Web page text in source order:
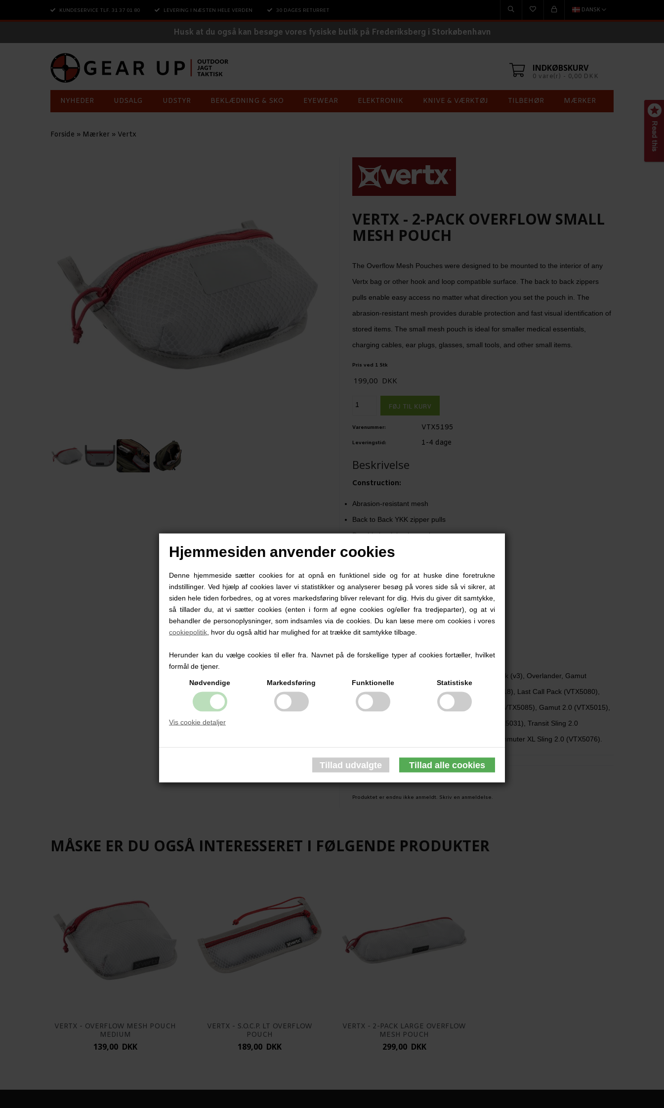
Hjemmesiden anvender cookies
Denne hjemmeside sætter cookies for at opnå en funktionel side og for at huske dine foretrukne
indstillinger. Ved hjælp af cookies laver vi statistikker og analyserer besøg på vores side så vi sikrer, at
siden hele tiden forbedres, og at vores markedsføring bliver relevant for dig. Hvis du giver dit samtykke,
så tillader du, at vi sætter cookies (enten i form af egne cookies og/eller fra tredjeparter), og at vi
behandler de personoplysninger, som indsamles via de cookies. Du kan læse mere om cookies i vores
cookiepolitik , hvor du også altid har mulighed for at trække dit samtykke tilbage.
Herunder kan du vælge cookies til eller fra. Navnet på de forskellige typer af cookies fortæller, hvilket
formål de tjener.
Nødvendige Markedsføring Funktionelle Statistiske
Vis cookie detaljer
KUNDESERVICE TLF. 31 37 01 80 LEVERING I NÆSTEN HELE VERDEN 30 DAGES RETURRET DANSK
Husk at du også kan besøge vores fysiske butik på Frederiksberg i Storkøbenhavn
INDKØBSKURV
0 vare(r) - 0,00 DKK
NYHEDER UDSALG UDSTYR BEKLÆDNING & SKO EYEWEAR ELEKTRONIK KNIVE & VÆRKTØJ TILBEHØR MÆRKER
Forside » Mærker » Vertx
VERTX - 2-PACK OVERFLOW SMALL
MESH POUCH
The Overflow Mesh Pouches were designed to be mounted to the interior of any
Vertx bag or other hook and loop compatible surface. The back to back zippers
pulls enable easy access no matter what direction you set the pouch in. The
abrasion-resistant mesh provides durable protection and fast visual identification of
stored items. The small mesh pouch is ideal for smaller medical essentials,
charging cables, ear plugs, glasses, small tools, and other small items.
Pris ved 1 Stk
199,00 DKK
Varenummer: VTX5195
Leveringstid: 1-4 dage
Beskrivelse
Construction:
Abrasion-resistant mesh
Back to Back YKK zipper pulls
Durable hook back panels
100% Nylon
1.4 oz.
Also available in:
Medium 5”W x 7.25”H (12,7cm x 17.78)
Large 15”W x 5.2”H (38.1cm x 13cm)
Recommended for:
Gamut (v3), Keryx, Long Walks Pack, Ready Pack (v3), Overlander, Gamut
Overland (VTX5022) Gamut Checkpoint (VTX5018), Last Call Pack (VTX5080),
Dead Letter Sling (VTX5008), The Tourist Sling (VTX5085), Gamut 2.0 (VTX5015),
Ready Pack 2.0 (VTX5036), Essentials Bag (VTX5031), Transit Sling 2.0
(VTX5041), Commuter Sling 2.0 (VTX5011), Commuter XL Sling 2.0 (VTX5076).
Produktet er endnu ikke anmeldt. Skriv en anmeldelse.
MÅSKE ER DU OGSÅ INTERESSERET I FØLGENDE PRODUKTER
VERTX - OVERFLOW MESH POUCH
MEDIUM
139,00 DKK
VERTX - S.O.C.P. LT OVERFLOW
POUCH
189,00 DKK
VERTX - 2-PACK LARGE OVERFLOW
MESH POUCH
299,00 DKK